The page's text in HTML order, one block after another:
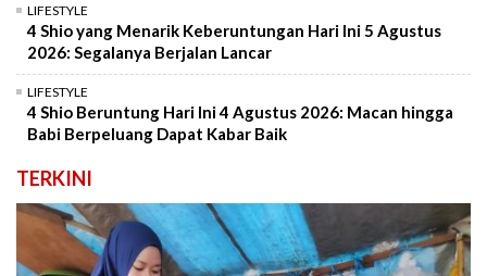
LIFESTYLE
4 Shio yang Menarik Keberuntungan Hari Ini 5 Agustus
2026: Segalanya Berjalan Lancar
LIFESTYLE
4 Shio Beruntung Hari Ini 4 Agustus 2026: Macan hingga
Babi Berpeluang Dapat Kabar Baik
TERKINI